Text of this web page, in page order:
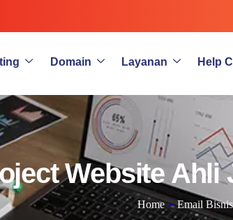
Domain Layanan Help
Website Ahli
Home » Email Bisnis